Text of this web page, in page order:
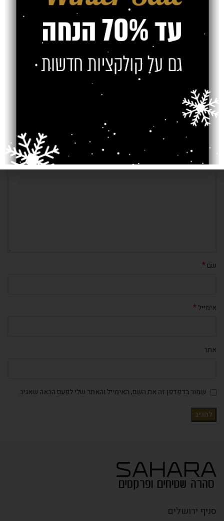
Newer
Older
כתיבת תגובה
האימייל לא יוצג באתר.שדות החובה מסומנים
התגובה שלך
שם*
אימייל*
אתר
שמור בדפדפן זה את השם, האימייל והאתר שלי לפעם הבאה שאגיב.
סניף ירושלים